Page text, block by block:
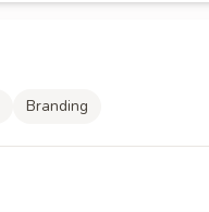
Branding